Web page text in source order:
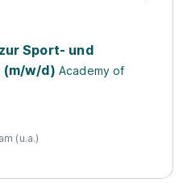
Sport- und
(m/w/d) Academy of
(u.a.)